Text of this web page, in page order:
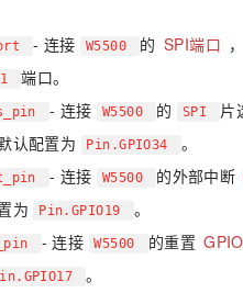
- 连接 W5500 的 SPI端口
端口。
- 连接 W5500 的 SPI 片
认配置为
Pin.GPIO34 。
- 连接 W5500 的外部中断
为
Pin.GPIO19 。
- 连接 W5500 的重置
。